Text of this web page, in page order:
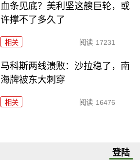
血条见底？美利坚这艘巨轮，或
许撑不了多久了
相关 阅读 17231
马科斯两线溃败：沙拉稳了，南
海牌被东大刺穿
相关 阅读 16476
登陆